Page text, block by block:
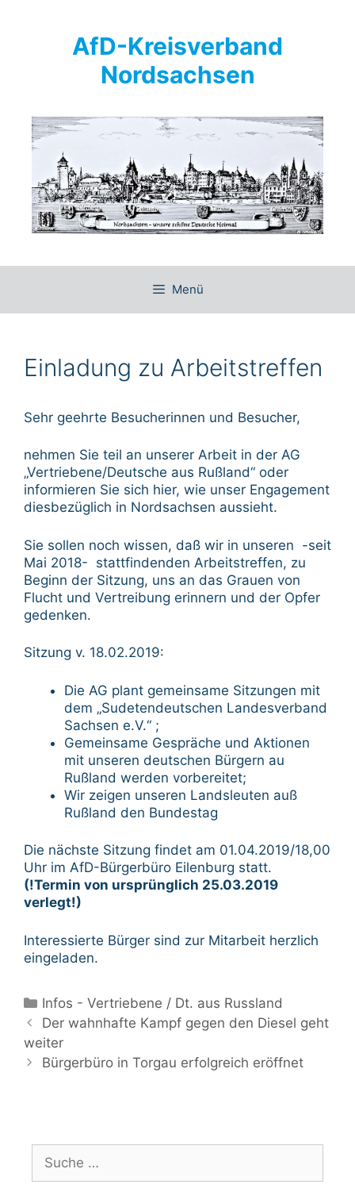
AfD-Kreisverband
Nordsachsen
Menü
Einladung zu Arbeitstreffen
Sehr geehrte Besucherinnen und Besucher,
nehmen Sie teil an unserer Arbeit in der AG
„Vertriebene/Deutsche aus Rußland“ oder
informieren Sie sich hier, wie unser Engagement
diesbezüglich in Nordsachsen aussieht.
Sie sollen noch wissen, daß wir in unseren -seit
Mai 2018- stattfindenden Arbeitstreffen, zu
Beginn der Sitzung, uns an das Grauen von
Flucht und Vertreibung erinnern und der Opfer
gedenken.
Sitzung v. 18.02.2019:
Die AG plant gemeinsame Sitzungen mit
dem „Sudetendeutschen Landesverband
Sachsen e.V.“ ;
Gemeinsame Gespräche und Aktionen
mit unseren deutschen Bürgern au
Rußland werden vorbereitet;
Wir zeigen unseren Landsleuten auß
Rußland den Bundestag
Die nächste Sitzung findet am 01.04.2019/18,00
Uhr im AfD-Bürgerbüro Eilenburg statt.
(!Termin von ursprünglich 25.03.2019
verlegt!)
Interessierte Bürger sind zur Mitarbeit herzlich
eingeladen.
Kategorien
Infos - Vertriebene / Dt. aus Russland
Beitrags-
Navigation
Der wahnhafte Kampf gegen den Diesel geht
weiter
Bürgerbüro in Torgau erfolgreich eröffnet
nach: